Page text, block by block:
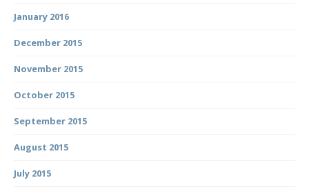
January 2016
December 2015
November 2015
October 2015
September 2015
August 2015
July 2015